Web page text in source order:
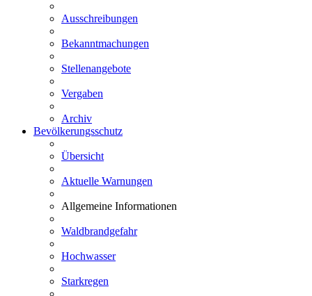
Ausschreibungen
Bekanntmachungen
Stellenangebote
Vergaben
Archiv
Bevölkerungsschutz
Übersicht
Aktuelle Warnungen
Allgemeine Informationen
Waldbrandgefahr
Hochwasser
Starkregen